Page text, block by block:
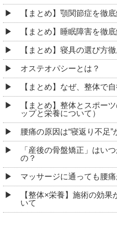
【まとめ】顎関節症を徹
【まとめ】睡眠障害を徹
【まとめ】寝具の選び方
オステオパシーとは？
【まとめ】なぜ、整体で
【まとめ】整体とスポー
ップと栄養について）
腰痛の原因は“寝返り不足”
「産後の骨盤矯正」はい
の？
マッサージに通っても腰
【整体×栄養】施術の効
いて